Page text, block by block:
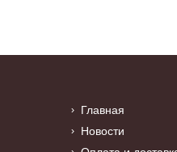
Главная
Новости